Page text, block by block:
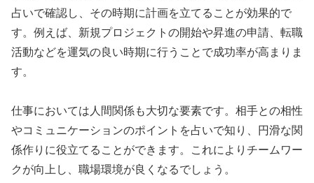
占いで確認し、その時期に計画を立てることが効果的で
す。例えば、新規プロジェクトの開始や昇進の申請、転職
活動などを運気の良い時期に行うことで成功率が高まりま
す。
仕事においては人間関係も大切な要素です。相手との相性
やコミュニケーションのポイントを占いで知り、円滑な関
係作りに役立てることができます。これによりチームワー
クが向上し、職場環境が良くなるでしょう。